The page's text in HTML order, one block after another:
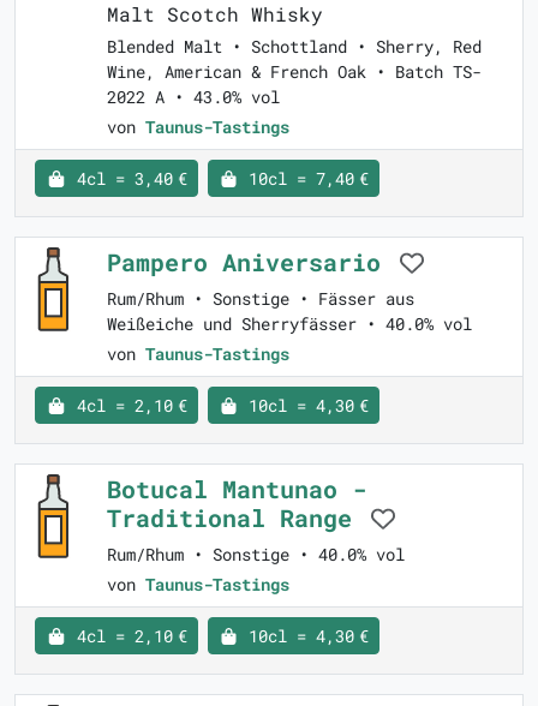
Malt Scotch Whisky
Blended Malt • Schottland • Sherry, Red
Wine, American & French Oak • Batch TS-
2022 A • 43.0% vol
von Taunus-Tastings
4cl = 3,40 € 10cl = 7,40 €
Pampero Aniversario
Rum/Rhum • Sonstige • Fässer aus
Weißeiche und Sherryfässer • 40.0% vol
von Taunus-Tastings
4cl = 2,10 € 10cl = 4,30 €
Botucal Mantunao -
Traditional Range
Rum/Rhum • Sonstige • 40.0% vol
von Taunus-Tastings
4cl = 2,10 € 10cl = 4,30 €